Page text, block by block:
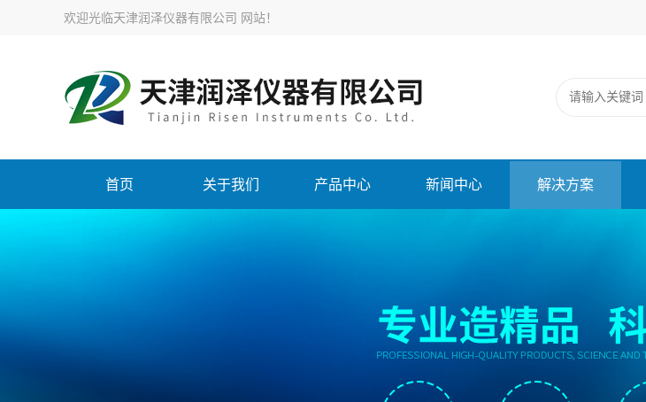
欢迎光临天津润泽仪器有限公司 网站！
首页 关于我们 产品中心 新闻中心 解决方案